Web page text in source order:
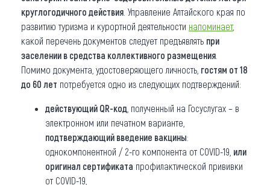
круглогодичного действия . Управление Алтайского края по
развитию туризма и курортной деятельности напоминает,
какой перечень документов следует предъявлять при
заселении в средства коллективного размещения
Помимо документа, удостоверяющего личность, гостям от 18
до 60 лет потребуется одно из следующих подтверждений:
действующий QR-код , полученный на Госуслугах – в
электронном или печатном варианте,
подтверждающий введение вакцины:
однокомпонентной / 2-го компонента от COVID-19, или
оригинал сертификата профилактической прививки
от COVID-19,